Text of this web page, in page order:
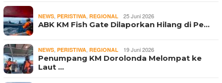
NEWS, PERISTIWA, REGIONAL 25 Juni 2026
ABK KM Fish Gate Dilaporkan Hilang di Pe…
NEWS, PERISTIWA, REGIONAL 19 Juni 2026
Penumpang KM Dorolonda Melompat ke
Laut …